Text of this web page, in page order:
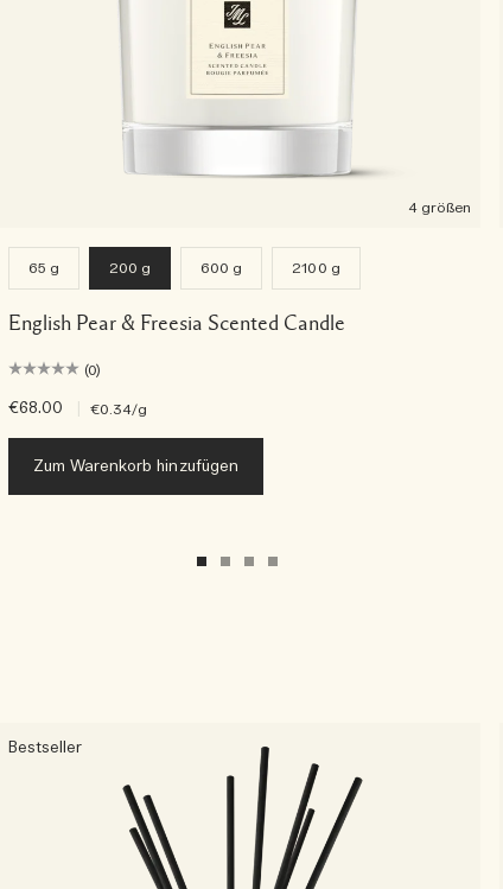
4 größen
65 g 200 g 600 g 2100 g
English Pear & Freesia Scented Candle
(0)
€68.00 €0.34/g
Zum Warenkorb hinzufügen
Bestseller